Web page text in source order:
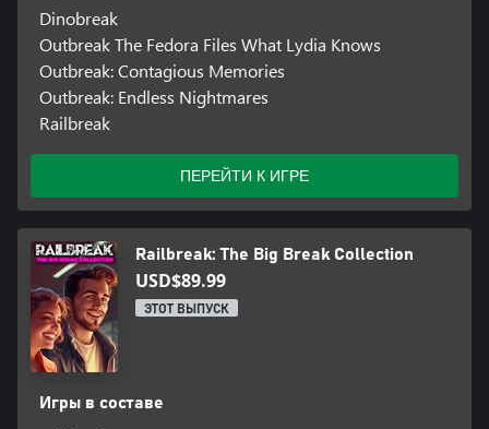
Dinobreak
Outbreak The Fedora Files What Lydia Knows
Outbreak: Contagious Memories
Outbreak: Endless Nightmares
Railbreak
ПЕРЕЙТИ К ИГРЕ
Railbreak: The Big Break Collection
USD$89.99
ЭТОТ ВЫПУСК
Игры в составе